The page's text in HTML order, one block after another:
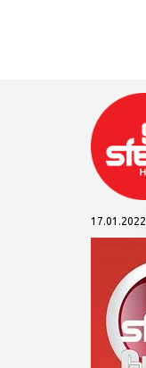
17.01.2022